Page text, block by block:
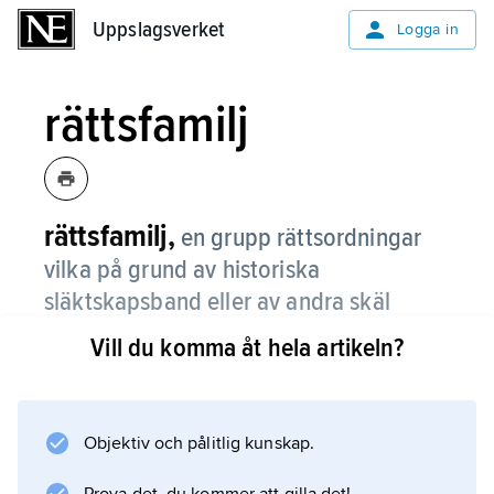
Uppslagsverket Logga in
rättsfamilj
rättsfamilj, en grupp rättsordningar
vilka på grund av historiska
släktskapsband eller av andra skäl
uppvisar påtagliga inbördes likheter.
komparativ rätt
Vill du komma åt hela artikeln?
Objektiv och pålitlig kunskap.